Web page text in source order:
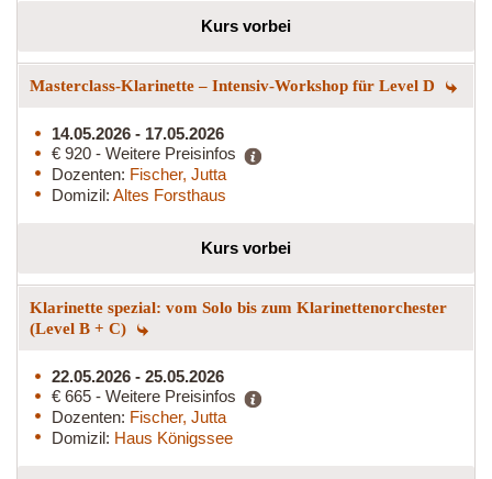
Kurs vorbei
Masterclass-Klarinette – Intensiv-Workshop für Level D
14.05.2026 - 17.05.2026
€ 920 - Weitere Preisinfos
Dozenten: Fischer, Jutta
Domizil: Altes Forsthaus
Kurs vorbei
Klarinette spezial: vom Solo bis zum Klarinettenorchester
(Level B + C)
22.05.2026 - 25.05.2026
€ 665 - Weitere Preisinfos
Dozenten: Fischer, Jutta
Domizil: Haus Königssee